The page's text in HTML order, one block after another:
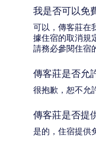
我是否可以免
可以，傳客莊在
據住宿的取消規
請務必參閱住宿
傳客莊是否允
很抱歉，恕不允
傳客莊是否提
是的，住宿提供